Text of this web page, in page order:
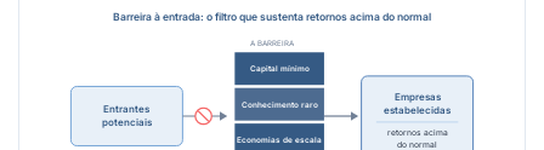
Barreira à entrada: o filtro que sustenta retornos acima do normal
Entrantes
potenciais
A BARREIRA
Capital mínimo
Conhecimento raro
Economias de escala
Empresas
estabelecidas
retornos acima
do normal